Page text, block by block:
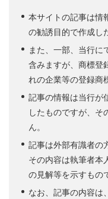
本サイトの記事は情
の勧誘目的で作成し
また、一部、当行に
含みますが、商標登
れの企業等の登録商
記事の情報は当行が
したものですが、そ
ん。
記事は外部有識者の
その内容は執筆者本
の見解等を示すもの
なお、記事の内容は